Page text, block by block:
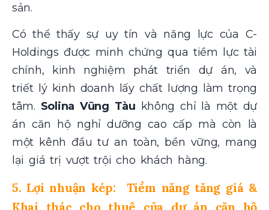
sản.
Có thể thấy sự uy tín và năng lực của C-
Holdings được minh chứng qua tiềm lực tài
chính, kinh nghiệm phát triển dự án, và
triết lý kinh doanh lấy chất lượng làm trọng
tâm. Solina Vũng Tàu không chỉ là một dự
án căn hộ nghỉ dưỡng cao cấp mà còn là
một kênh đầu tư an toàn, bền vững, mang
lại giá trị vượt trội cho khách hàng.
5. Lợi nhuận kép: Tiềm năng tăng giá &
Khai thác cho thuê của dự án căn hộ